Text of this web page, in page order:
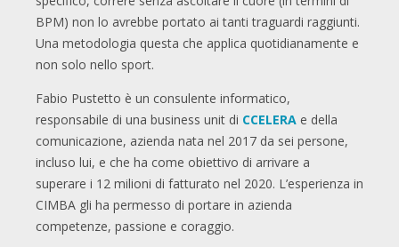
BPM) non lo avrebbe portato ai tanti traguardi raggiunti.
Una metodologia questa che applica quotidianamente e
non solo nello sport.
Fabio Pustetto è un consulente informatico,
responsabile di una business unit di CCELERA e della
comunicazione, azienda nata nel 2017 da sei persone,
incluso lui, e che ha come obiettivo di arrivare a
superare i 12 milioni di fatturato nel 2020. L’esperienza in
CIMBA gli ha permesso di portare in azienda
competenze, passione e coraggio.